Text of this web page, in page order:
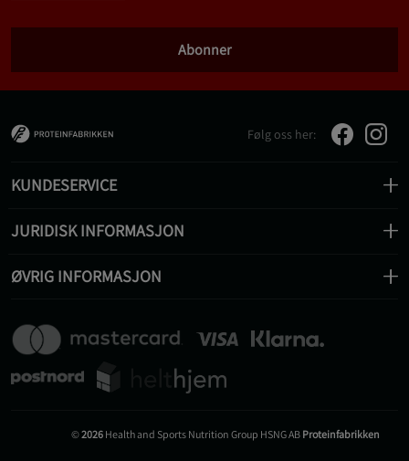
Abonner
Følg oss her:
KUNDESERVICE
JURIDISK INFORMASJON
ØVRIG INFORMASJON
©2026 Health and Sports Nutrition Group HSNG AB Proteinfabrikken